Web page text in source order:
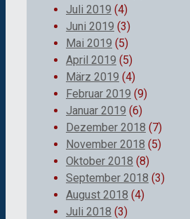
Juli 2019 (4)
Juni 2019 (3)
Mai 2019 (5)
April 2019 (5)
März 2019 (4)
Februar 2019 (9)
Januar 2019 (6)
Dezember 2018 (7)
November 2018 (5)
Oktober 2018 (8)
September 2018 (3)
August 2018 (4)
Juli 2018 (3)